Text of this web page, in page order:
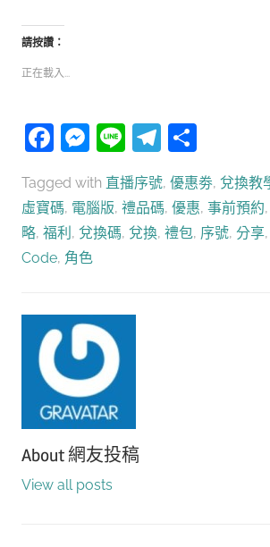
請按讚：
正在載入...
Facebook
Messenger
LineTelegram
Tagged with 直播序號, 優惠劵, 兌換教
虛寶碼, 電腦版, 禮品碼, 優惠, 事前預約,
略, 福利 , 兌換碼, 兌換, 禮包, 序號, 分享,
Code, 角色
About 網友投稿
View all posts